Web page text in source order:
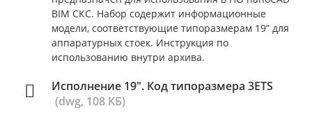
BIM СКС. Набор содержит информационные
модели, соответствующие типоразмерам 19” для
аппаратурных стоек. Инструкция по
использованию внутри архива.
Исполнение 19". Код типоразмера 3ETS
(dwg, 108 КБ)